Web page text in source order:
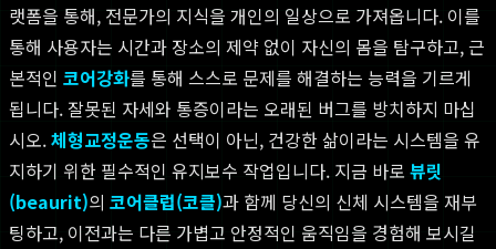
랫폼을 통해, 전문가의 지식을 개인의 일상으로 가져옵니다. 이를
통해 사용자는 시간과 장소의 제약 없이 자신의 몸을 탐구하고, 근
본적인 코어강화를 통해 스스로 문제를 해결하는 능력을 기르게
됩니다. 잘못된 자세와 통증이라는 오래된 버그를 방치하지 마십
시오.체형교정운동은 선택이 아닌, 건강한 삶이라는 시스템을 유
지하기 위한 필수적인 유지보수 작업입니다. 지금 바로 뷰릿
(beaurit)의 코어클럽(코클)과 함께 당신의 신체 시스템을 재부
팅하고, 이전과는 다른 가볍고 안정적인 움직임을 경험해 보시길